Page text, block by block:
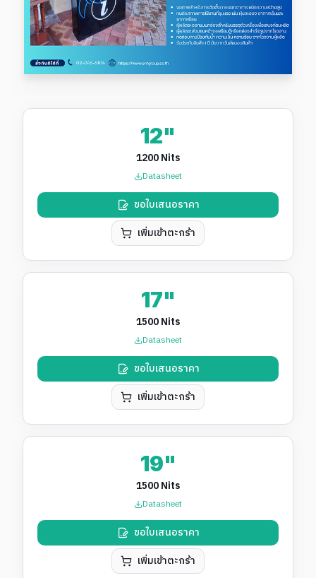
12"
1200 Nits
Datasheet
ขอใบเสนอราคา
เพิ่มเข้าตะกร้า
17"
1500 Nits
Datasheet
ขอใบเสนอราคา
เพิ่มเข้าตะกร้า
19"
1500 Nits
Datasheet
ขอใบเสนอราคา
เพิ่มเข้าตะกร้า